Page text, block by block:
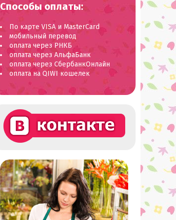
Способы оплаты:
По карте VISA и MasterCard
мобильный перевод
оплата через РНКБ
оплата через АльфаБанк
оплата через СбербанкОнлайн
оплата на QIWI кошелек